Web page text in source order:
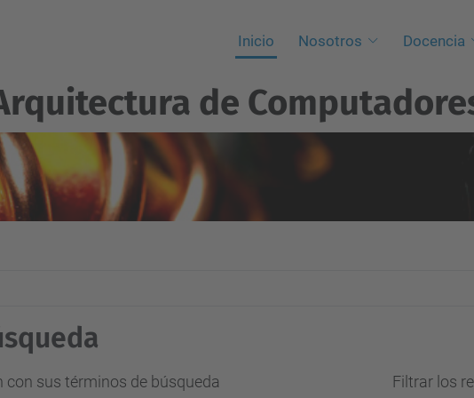
Inicio Nosotros Docencia
de
con sus términos de búsqueda Filtrar los